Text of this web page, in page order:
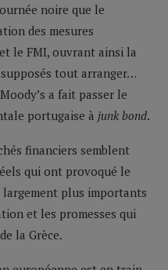
noire que le
des mesures
le FMI, ouvrant ainsi la
tout arranger…
a fait passer le
portugaise à junk bond.
financiers semblent
qui ont provoqué le
plus importants
et les promesses qui
la Grèce.